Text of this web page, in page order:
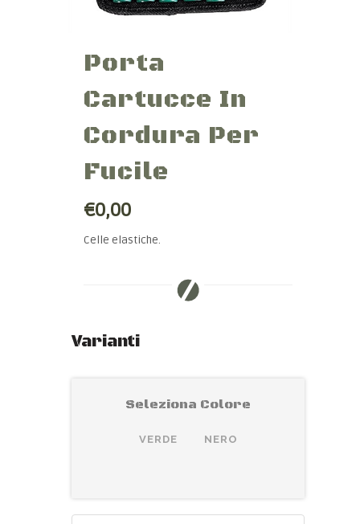
Porta
Cartucce In
Cordura Per
Fucile
€0,00
Celle elastiche.
Varianti
Seleziona Colore
VERDE NERO